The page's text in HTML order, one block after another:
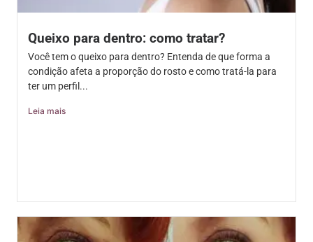
Queixo para dentro: como tratar?
Você tem o queixo para dentro? Entenda de que forma a
condição afeta a proporção do rosto e como tratá-la para
ter um perfil...
Leia mais